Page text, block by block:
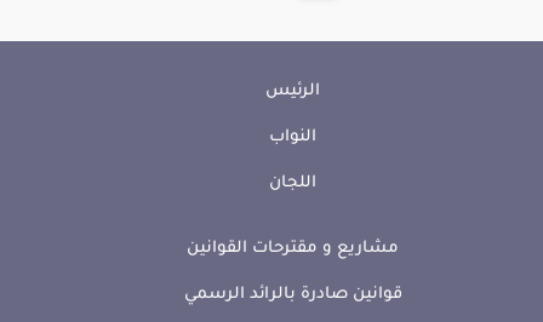
الرئيس
النواب
اللجان
مشاريع و مقترحات القوانين
قوانين صادرة بالرائد الرسمي